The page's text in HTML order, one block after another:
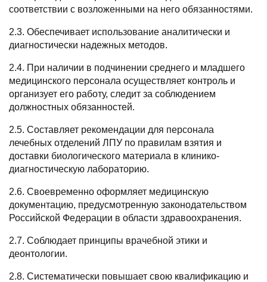
соответствии с возложенными на него обязанностями.
2.3. Обеспечивает использование аналитически и
диагностически надежных методов.
2.4. При наличии в подчинении среднего и младшего
медицинского персонала осуществляет контроль и
организует его работу, следит за соблюдением
должностных обязанностей.
2.5. Составляет рекомендации для персонала
лечебных отделений ЛПУ по правилам взятия и
доставки биологического материала в клинико-
диагностическую лабораторию.
2.6. Своевременно оформляет медицинскую
документацию, предусмотренную законодательством
Российской Федерации в области здравоохранения.
2.7. Соблюдает принципы врачебной этики и
деонтологии.
2.8. Систематически повышает свою квалификацию и